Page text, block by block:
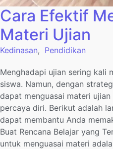
Cara Efektif
Materi Ujian
Kedinasan, Pendidikan
Menghadapi ujian sering kali
siswa. Namun, dengan
dapat menguasai materi
percaya diri. Berikut adalah
dapat membantu Anda
Buat Rencana Belajar yang
untuk menguasai materi